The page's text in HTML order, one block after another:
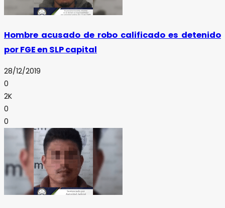
Hombre acusado de robo calificado es detenido
por FGE en SLP capital
28/12/2019
0
2K
0
0